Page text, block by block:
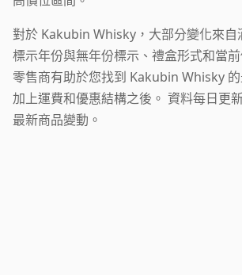
對於 Kakubin Whisky，大部分變化來自
標示年份與無年份標示、禮盒形式和當
零售商有助於您找到 Kakubin Whisky
加上運費和優惠結構之後。 資料每日更
最新商品變動。